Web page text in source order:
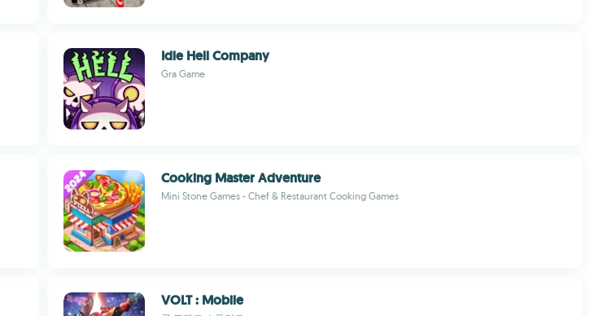
Idle Hell Company
Gra Game
Cooking Master Adventure
Mini Stone Games - Chef & Restaurant Cooking Games
VOLT : Mobile